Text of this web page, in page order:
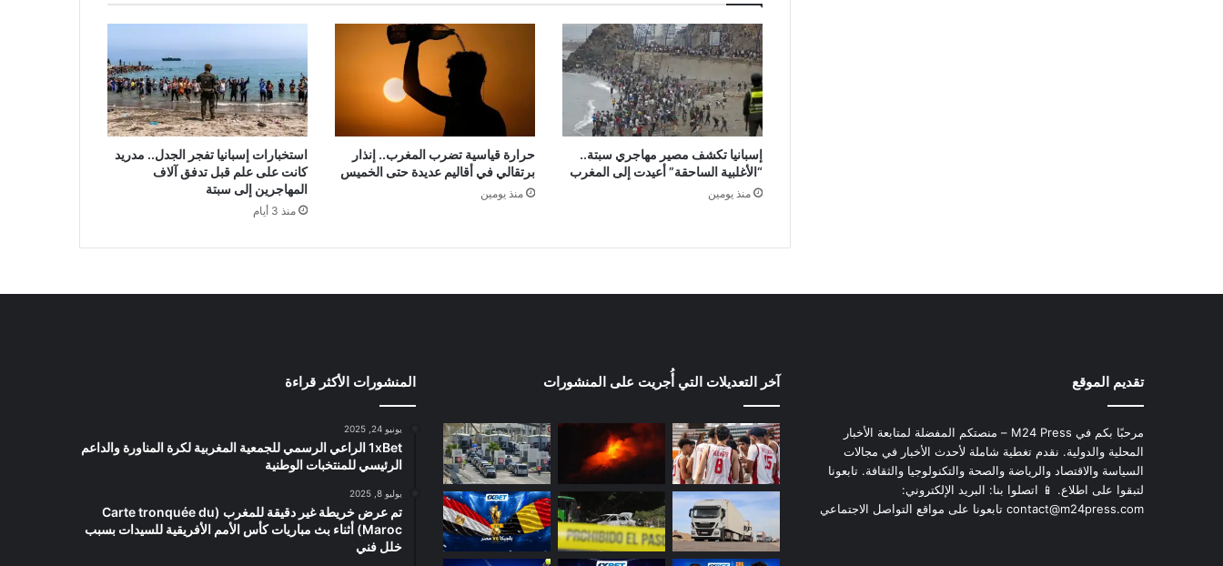
إسبانيا تكشف مصير مهاجري سبتة..
“الأغلبية الساحقة” أعيدت إلى المغرب
منذ يومين
حرارة قياسية تضرب المغرب.. إنذار
برتقالي في أقاليم عديدة حتى الخميس
منذ يومين
استخبارات إسبانيا تفجر الجدل.. مدريد
كانت على علم قبل تدفق آلاف
المهاجرين إلى سبتة
منذ 3 أيام
تقديم الموقع
مرحبًا بكم في M24 Press – منصتكم المفضلة لمتابعة الأخبار
المحلية والدولية. نقدم تغطية شاملة لأحدث الأخبار في مجالات
السياسة والاقتصاد والرياضة والصحة والتكنولوجيا والثقافة. تابعونا
لتبقوا على اطلاع. 📱 اتصلوا بنا: البريد الإلكتروني:
contact@m24press.com تابعونا على مواقع التواصل الاجتماعي
آخر التعديلات التي أُجريت على المنشورات المنشورات الأكثر قراءة
يونيو 24, 2025
1xBet الراعي الرسمي للجمعية المغربية لكرة المناورة والداعم
الرئيسي للمنتخبات الوطنية
يوليو 8, 2025
تم عرض خريطة غير دقيقة للمغرب (Carte tronquée du
Maroc) أثناء بث مباريات كأس الأمم الأفريقية للسيدات بسبب
خلل فني